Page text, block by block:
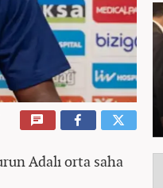
Adalı orta saha